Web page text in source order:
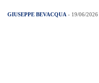
GIUSEPPE BEVACQUA - 19/06/2026